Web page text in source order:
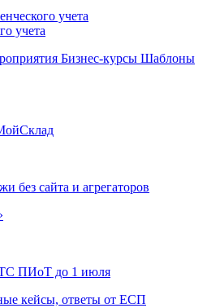
учета
учета
Бизнес-курсы Шаблоны
без сайта и агрегаторов
ТС ПИоТ до 1 июля
кейсы, ответы от ЕСП